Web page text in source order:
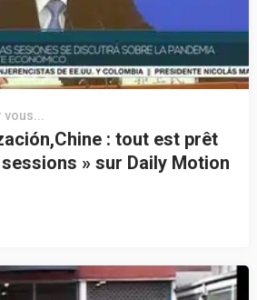
: tout est prêt
» sur Daily Motion